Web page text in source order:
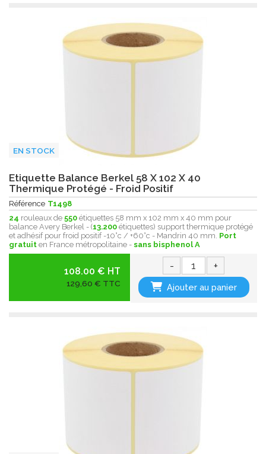
EN STOCK
Etiquette Balance Berkel 58 X 102 X 40
Thermique Protégé - Froid Positif
Référence T1498
24 rouleaux de 550 étiquettes 58 mm x 102 mm x 40 mm pour
balance Avery Berkel - (13.200 étiquettes) support thermique protégé
et adhésif pour froid positif -10°c / +60°c - Mandrin 40 mm. Port
gratuit en France métropolitaine - sans bisphenol A
108.00 € HT
129,60 € TTC
- +
Ajouter au panier